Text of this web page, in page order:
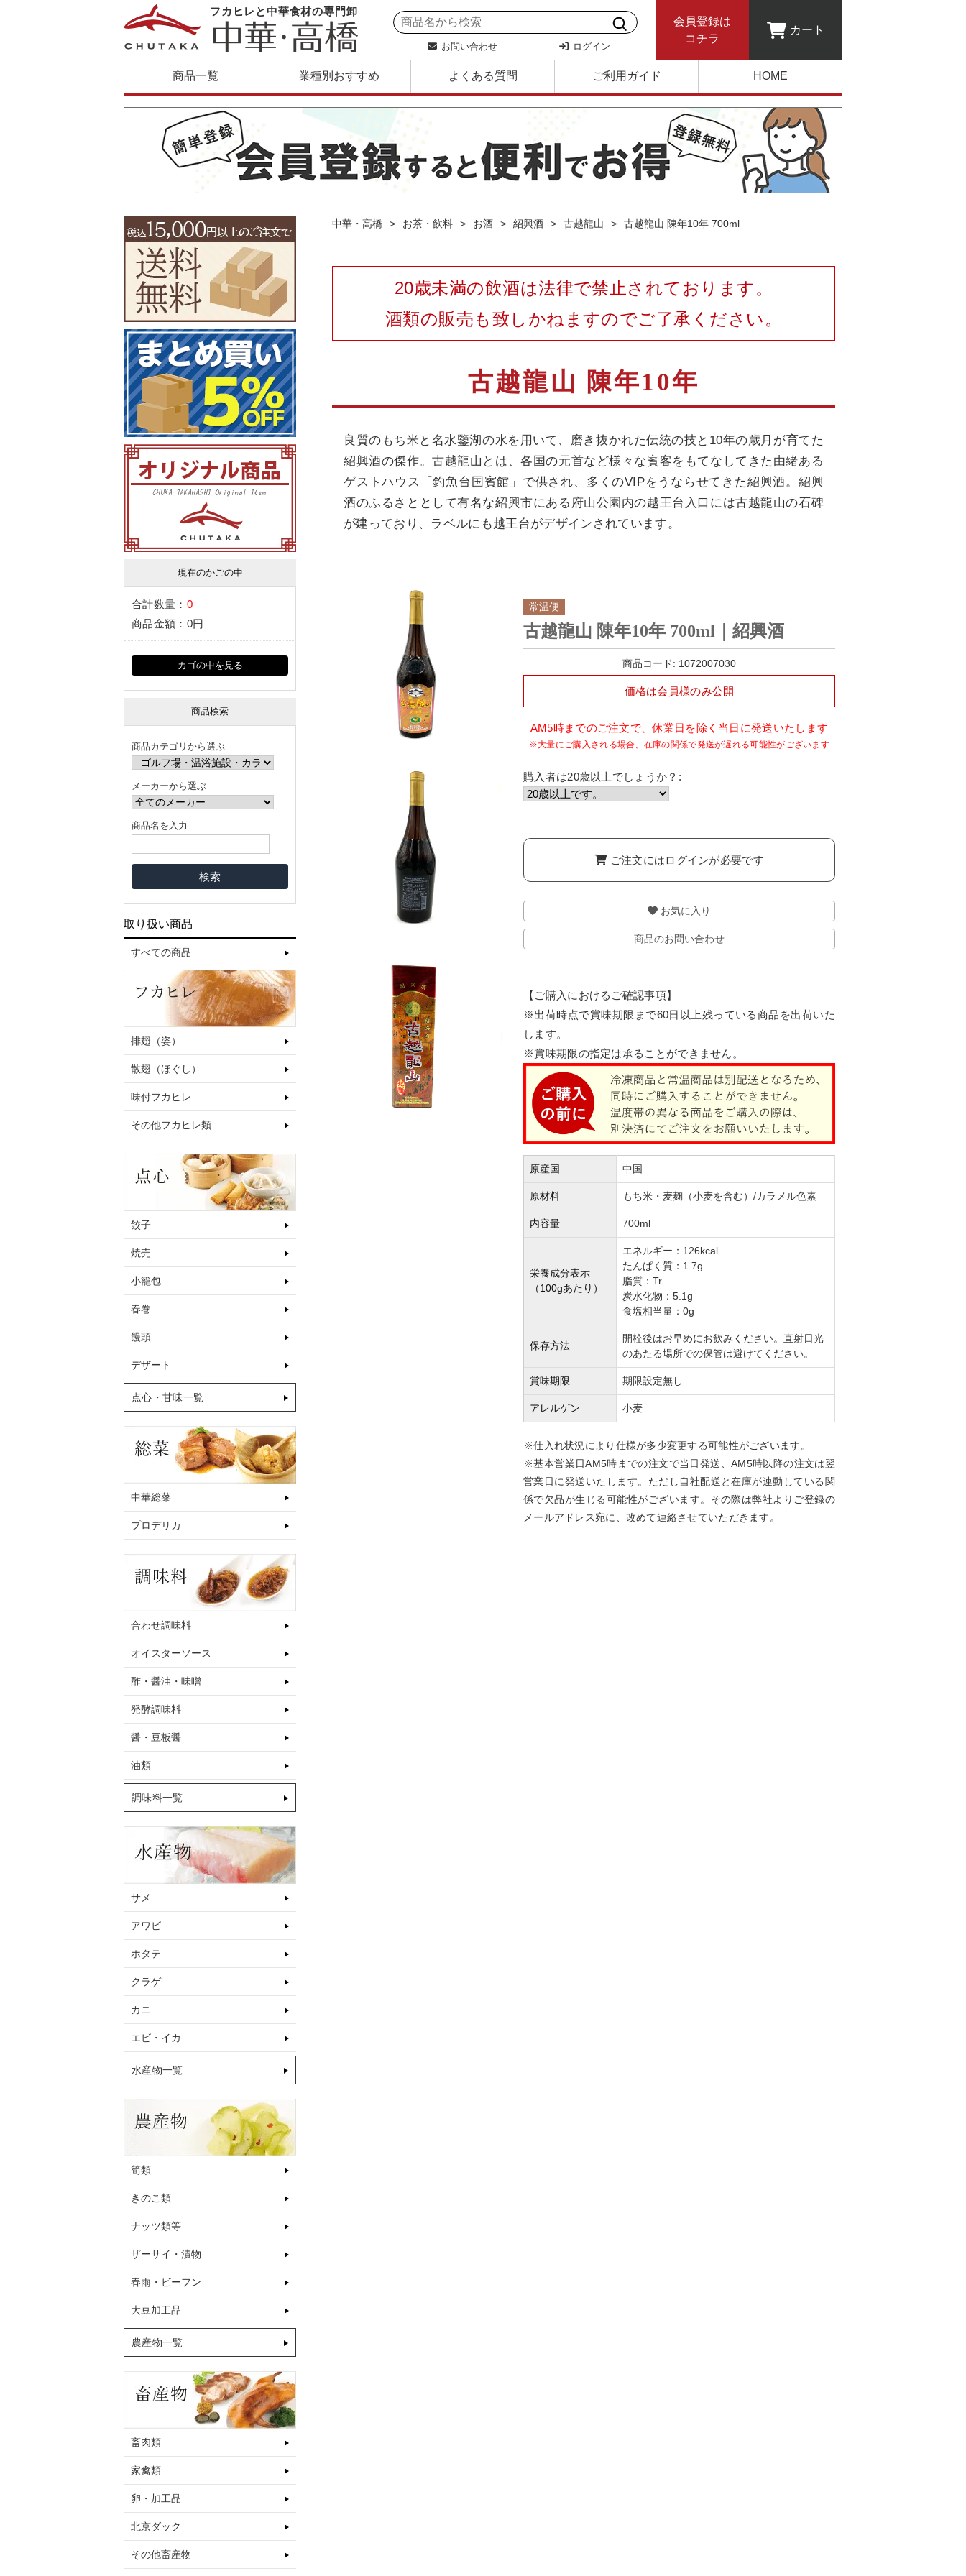
フカヒレと中華食材の専門卸
お問い合わせ ログイン
会員登録は
コチラ
カート
商品一覧 業種別おすすめ よくある質問 ご利用ガイド HOME
現在のかごの中
合計数量： 0
商品金額： 0円
カゴの中を見る
商品検索
商品カテゴリから選ぶ
メーカーから選ぶ
商品名を入力
取り扱い商品
すべての商品
排翅（姿）
散翅（ほぐし）
味付フカヒレ
その他フカヒレ類
餃子
焼売
小籠包
春巻
饅頭
デザート
点心・甘味一覧
中華総菜
プロデリカ
合わせ調味料
オイスターソース
酢・醤油・味噌
発酵調味料
醤・豆板醤
油類
調味料一覧
サメ
アワビ
ホタテ
クラゲ
カニ
エビ・イカ
水産物一覧
筍類
きのこ類
ナッツ類等
ザーサイ・漬物
春雨・ビーフン
大豆加工品
農産物一覧
畜肉類
家禽類
卵・加工品
北京ダック
その他畜産物
中華・高橋 お茶・飲料 お酒 紹興酒 古越龍山 古越龍山 陳年10年 700ml
20歳未満の飲酒は法律で禁止されております。
酒類の販売も致しかねますのでご了承ください。
古越龍山 陳年10年
良質のもち米と名水鑒湖の水を用いて、磨き抜かれた伝統の技と10年の歳月が育てた
紹興酒の傑作。古越龍山とは、各国の元首など様々な賓客をもてなしてきた由緒ある
ゲストハウス「釣魚台国賓館」で供され、多くのVIPをうならせてきた紹興酒。紹興
酒のふるさととして有名な紹興市にある府山公園内の越王台入口には古越龍山の石碑
が建っており、ラベルにも越王台がデザインされています。
常温便
古越龍山 陳年10年 700ml｜紹興酒
商品コード: 1072007030
価格は会員様のみ公開
AM5時までのご注文で、休業日を除く当日に発送いたします
購入者は20歳以上でしょうか？:
ご注文にはログインが必要です
お気に入り
商品のお問い合わせ
【ご購入におけるご確認事項】
※出荷時点で賞味期限まで60日以上残っている商品を出荷いた
します。
※賞味期限の指定は承ることができません。
原産国 中国
原材料 もち米・麦麹（小麦を含む）/カラメル色素
内容量 700ml
栄養成分表示
（100gあたり）
エネルギー：126kcal
たんぱく質：1.7g
脂質：Tr
炭水化物：5.1g
食塩相当量：0g
保存方法
開栓後はお早めにお飲みください。直射日光
のあたる場所での保管は避けてください。
賞味期限 期限設定無し
アレルゲン 小麦
※仕入れ状況により仕様が多少変更する可能性がございます。
※基本営業日AM5時までの注文で当日発送、AM5時以降の注文は翌
営業日に発送いたします。ただし自社配送と在庫が連動している関
係で欠品が生じる可能性がございます。その際は弊社よりご登録の
メールアドレス宛に、改めて連絡させていただきます。